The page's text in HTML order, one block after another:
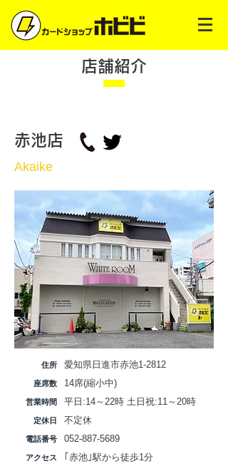
店舗紹介
赤池店
Akaike
​住所
​座席数
営業時間
定休日
​電話番号
​アクセス
愛知県日進市赤池1-2812
​14席(縮小中)
平日:14～22時​ 土日祝:11～20時
​不定休
052-887-5689
｢赤池｣駅から徒歩1分